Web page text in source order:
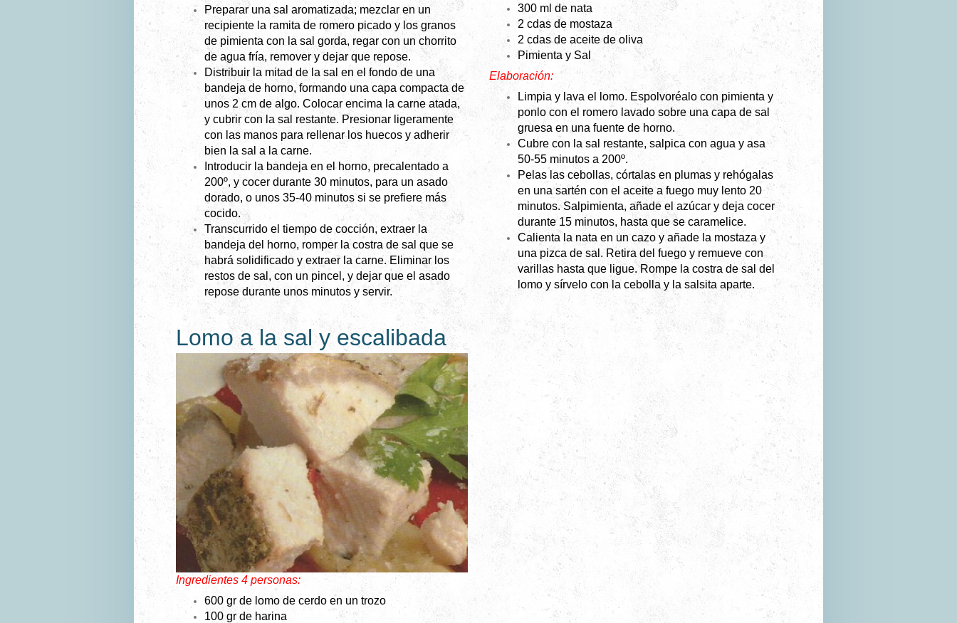
Preparar una sal aromatizada; mezclar en un
recipiente la ramita de romero picado y los granos
de pimienta con la sal gorda, regar con un chorrito
de agua fría, remover y dejar que repose.
Distribuir la mitad de la sal en el fondo de una
bandeja de horno, formando una capa compacta de
unos 2 cm de algo. Colocar encima la carne atada,
y cubrir con la sal restante. Presionar ligeramente
con las manos para rellenar los huecos y adherir
bien la sal a la carne.
Introducir la bandeja en el horno, precalentado a
200º, y cocer durante 30 minutos, para un asado
dorado, o unos 35-40 minutos si se prefiere más
cocido.
Transcurrido el tiempo de cocción, extraer la
bandeja del horno, romper la costra de sal que se
habrá solidificado y extraer la carne. Eliminar los
restos de sal, con un pincel, y dejar que el asado
repose durante unos minutos y servir.
300 ml de nata
2 cdas de mostaza
2 cdas de aceite de oliva
Pimienta y Sal
Elaboración:
Limpia y lava el lomo. Espolvoréalo con pimienta y
ponlo con el romero lavado sobre una capa de sal
gruesa en una fuente de horno.
Cubre con la sal restante, salpica con agua y asa
50-55 minutos a 200º.
Pelas las cebollas, córtalas en plumas y rehógalas
en una sartén con el aceite a fuego muy lento 20
minutos. Salpimienta, añade el azúcar y deja cocer
durante 15 minutos, hasta que se caramelice.
Calienta la nata en un cazo y añade la mostaza y
una pizca de sal. Retira del fuego y remueve con
varillas hasta que ligue. Rompe la costra de sal del
lomo y sírvelo con la cebolla y la salsita aparte.
Lomo a la sal y escalibada
Ingredientes 4 personas:
600 gr de lomo de cerdo en un trozo
100 gr de harina